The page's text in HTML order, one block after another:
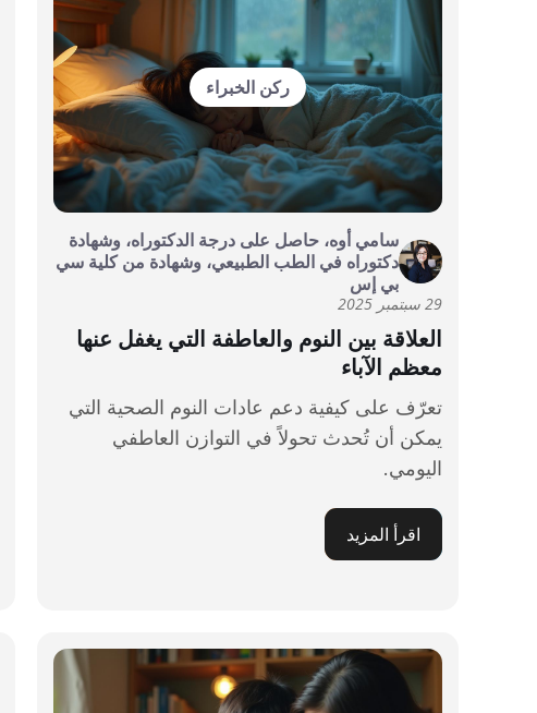
ركن الخبراء
سامي أوه، حاصل على درجة الدكتوراه، وشهادة
دكتوراه في الطب الطبيعي، وشهادة من كلية سي
بي إس
29 سبتمبر 2025
العلاقة بين النوم والعاطفة التي يغفل عنها
معظم الآباء
تعرّف على كيفية دعم عادات النوم الصحية التي
يمكن أن تُحدث تحولاً في التوازن العاطفي
اليومي.
اقرأ المزيد